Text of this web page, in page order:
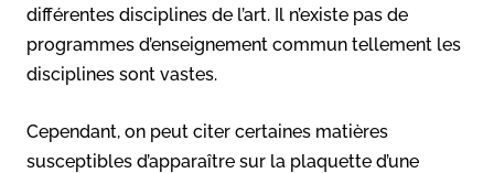
différentes disciplines de l’art. Il n’existe pas de
programmes d’enseignement commun tellement les
disciplines sont vastes.
Cependant, on peut citer certaines matières
susceptibles d’apparaître sur la plaquette d’une